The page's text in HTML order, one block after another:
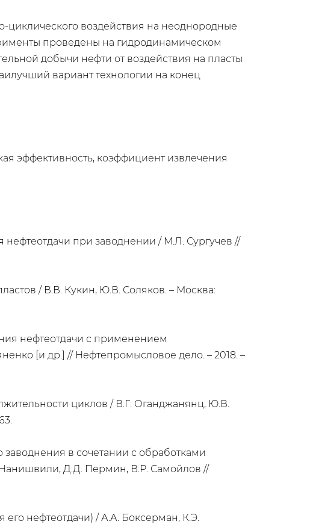
воздействия на неоднородные
проведены на гидродинамическом
добычи нефти от воздействия на пласты
вариант технологии на конец
эффективность, коэффициент извлечения
нефтеотдачи при заводнении / М.Л. Сургучев //
/ В.В. Кукин, Ю.В. Соляков. – Москва:
нефтеотдачи с применением
[и др.] // Нефтепромысловое дело. – 2018. –
циклов / В.Г. Оганджанянц, Ю.В.
в сочетании с обработками
Д.Д. Пермин, В.Р. Самойлов //
нефтеотдачи) / А.А. Боксерман, К.Э.